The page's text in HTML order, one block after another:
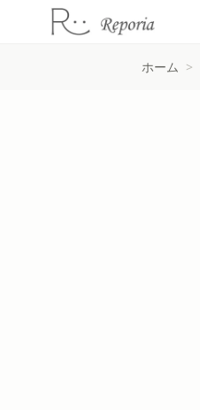
ホーム >